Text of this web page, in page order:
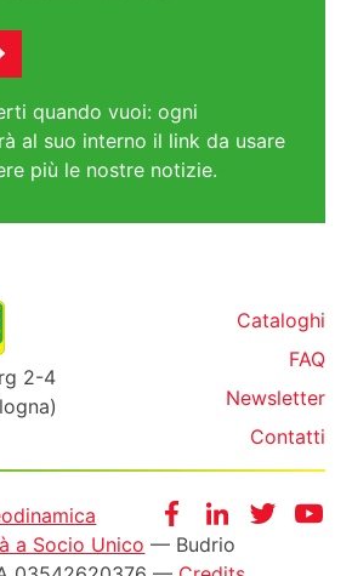
quando vuoi: ogni
al suo interno il link da usare
più le nostre notizie.
2-4
Cataloghi
FAQ
Newsletter
Contatti
FacebookInstagram
Twitter
a Socio Unico — Budrio